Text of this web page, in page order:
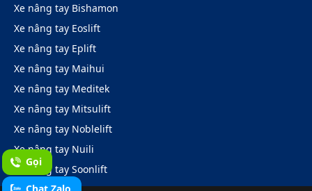
Xe nâng tay Bishamon
Xe nâng tay Eoslift
Xe nâng tay Eplift
Xe nâng tay Maihui
Xe nâng tay Meditek
Xe nâng tay Mitsulift
Xe nâng tay Noblelift
Xe nâng tay Nuili
Xe nâng tay Soonlift
Gọi